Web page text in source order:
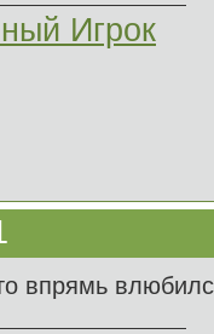
Игрок
впрямь